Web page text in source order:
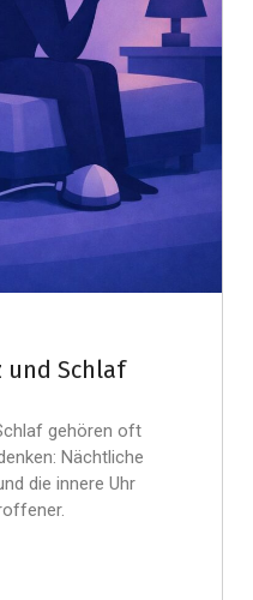
und Schlaf
gehören oft
Nächtliche
die innere Uhr